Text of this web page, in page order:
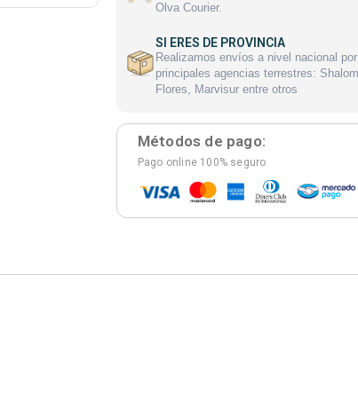
Olva Courier.
SI ERES DE PROVINCIA
Realizamos envíos a nivel nacional
principales agencias terrestres:
Flores, Marvisur entre otros
Métodos de pago:
Pago online 100% seguro